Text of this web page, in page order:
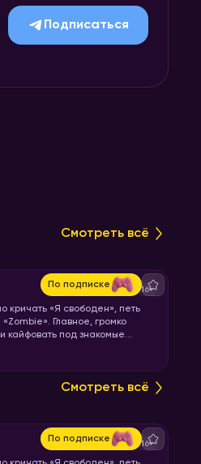
Подписаться
Смотреть всё
По подписке 16+
кричать «Я свободен», петь
«Zombie». Главное, громко
кайфовать под знакомые
запускайте хоум!
Смотреть всё
По подписке 16+